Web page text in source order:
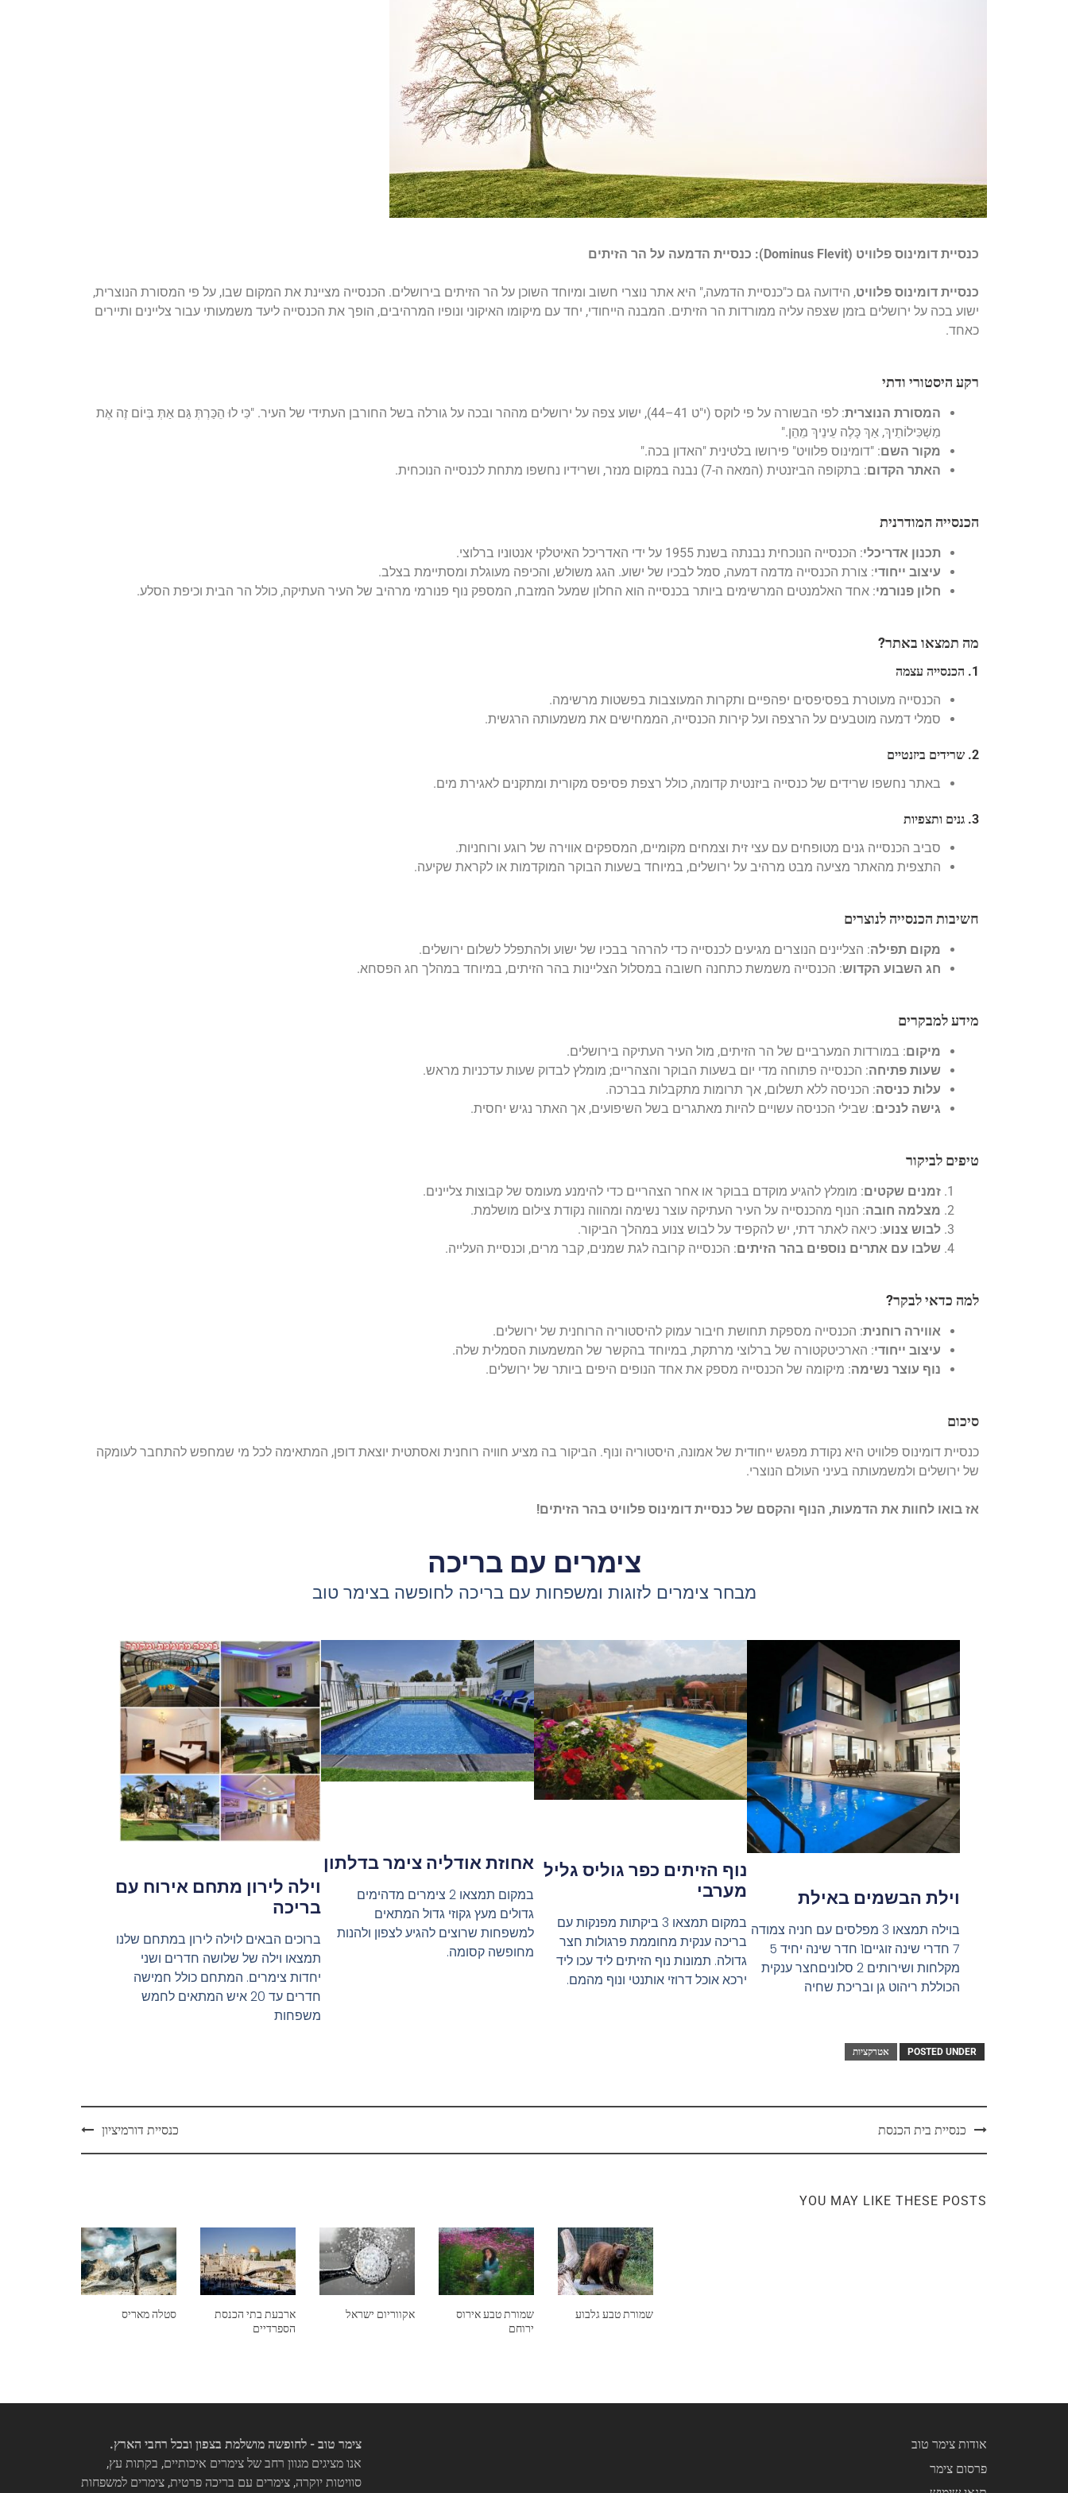
כנסיית דומינוס פלוויט (Dominus Flevit): כנסיית הדמעה על הר הזיתים
כנסיית דומינוס פלוויט, הידועה גם כ"כנסיית הדמעה," היא אתר נוצרי חשוב ומיוחד השוכן על הר הזיתים בירושלים. הכנסייה מציינת את המקום שבו, על פי המסורת הנוצרית,
ישוע בכה על ירושלים בזמן שצפה עליה ממורדות הר הזיתים. המבנה הייחודי, יחד עם מיקומו האיקוני ונופיו המרהיבים, הופך את הכנסייה ליעד משמעותי עבור צליינים ותיירים
כאחד.
רקע היסטורי ודתי
המסורת הנוצרית
: לפי הבשורה על פי לוקס (י"ט 41–44), ישוע צפה על ירושלים מההר ובכה על גורלה בשל החורבן העתידי של העיר. "כִּי לוּ הֵכַּרְתְּ גַּם אַתְּ בְּיוֹם זֶה אֶת
מַשְׁכִּילוֹתֵיךְ, אַךְ כָּלֶה עֵינֵיךְ מֵהֵן."
מקור השם: "דומינוס פלוויט" פירושו בלטינית "האדון בכה."
האתר הקדום: בתקופה הביזנטית (המאה ה-7) נבנה במקום מנזר, ושרידיו נחשפו מתחת לכנסייה הנוכחית.
הכנסייה המודרנית
תכנון אדריכלי: הכנסייה הנוכחית נבנתה בשנת 1955 על ידי האדריכל האיטלקי אנטוניו ברלוצי.
עיצוב ייחודי: צורת הכנסייה מדמה דמעה, סמל לבכיו של ישוע. הגג משולש, והכיפה מעוגלת ומסתיימת בצלב.
חלון פנורמי: אחד האלמנטים המרשימים ביותר בכנסייה הוא החלון שמעל המזבח, המספק נוף פנורמי מרהיב של העיר העתיקה, כולל הר הבית וכיפת הסלע.
מה תמצאו באתר?
1. הכנסייה עצמה
הכנסייה מעוטרת בפסיפסים יפהפיים ותקרות המעוצבות בפשטות מרשימה.
סמלי דמעה מוטבעים על הרצפה ועל קירות הכנסייה, הממחישים את משמעותה הרגשית.
2. שרידים ביזנטיים
באתר נחשפו שרידים של כנסייה ביזנטית קדומה, כולל רצפת פסיפס מקורית ומתקנים לאגירת מים.
3. גנים ותצפיות
סביב הכנסייה גנים מטופחים עם עצי זית וצמחים מקומיים, המספקים אווירה של רוגע ורוחניות.
התצפית מהאתר מציעה מבט מרהיב על ירושלים, במיוחד בשעות הבוקר המוקדמות או לקראת שקיעה.
חשיבות הכנסייה לנוצרים
מקום תפילה: הצליינים הנוצרים מגיעים לכנסייה כדי להרהר בבכיו של ישוע ולהתפלל לשלום ירושלים.
חג השבוע הקדוש: הכנסייה משמשת כתחנה חשובה במסלול הצליינות בהר הזיתים, במיוחד במהלך חג הפסחא.
מידע למבקרים
מיקום: במורדות המערביים של הר הזיתים, מול העיר העתיקה בירושלים.
שעות פתיחה: הכנסייה פתוחה מדי יום בשעות הבוקר והצהריים; מומלץ לבדוק שעות עדכניות מראש.
עלות כניסה: הכניסה ללא תשלום, אך תרומות מתקבלות בברכה.
גישה לנכים: שבילי הכניסה עשויים להיות מאתגרים בשל השיפועים, אך האתר נגיש יחסית.
טיפים לביקור
זמנים שקטים: מומלץ להגיע מוקדם בבוקר או אחר הצהריים כדי להימנע מעומס של קבוצות צליינים.
מצלמה חובה: הנוף מהכנסייה על העיר העתיקה עוצר נשימה ומהווה נקודת צילום מושלמת.
לבוש צנוע: כיאה לאתר דתי, יש להקפיד על לבוש צנוע במהלך הביקור.
שלבו עם אתרים נוספים בהר הזיתים: הכנסייה קרובה לגת שמנים, קבר מרים, וכנסיית העלייה.
למה כדאי לבקר?
אווירה רוחנית: הכנסייה מספקת תחושת חיבור עמוק להיסטוריה הרוחנית של ירושלים.
עיצוב ייחודי: הארכיטקטורה של ברלוצי מרתקת, במיוחד בהקשר של המשמעות הסמלית שלה.
נוף עוצר נשימה: מיקומה של הכנסייה מספק את אחד הנופים היפים ביותר של ירושלים.
סיכום
כנסיית דומינוס פלוויט היא נקודת מפגש ייחודית של אמונה, היסטוריה ונוף. הביקור בה מציע חוויה רוחנית ואסתטית יוצאת דופן, המתאימה לכל מי שמחפש להתחבר לעומקה
של ירושלים ולמשמעותה בעיני העולם הנוצרי.
אז בואו לחוות את הדמעות, הנוף והקסם של כנסיית דומינוס פלוויט בהר הזיתים!
צימרים עם בריכה
מבחר צימרים לזוגות ומשפחות עם בריכה לחופשה בצימר טוב
וילת הבשמים באילת
בוילה תמצאו 3 מפלסים עם חניה צמודה
7 חדרי שינה זוגיים1 חדר שינה יחיד 5
מקלחות ושירותים 2 סלוניםחצר ענקית
הכוללת ריהוט גן ובריכת שחיה
נוף הזיתים כפר גוליס גליל
מערבי
במקום תמצאו 3 ביקתות מפנקות עם
בריכה ענקית מחוממת פרגולות חצר
גדולה. תמונות נוף הזיתים ליד עכו ליד
ירכא אוכל דרוזי אותנטי ונוף מהמם.
אחוזת אודליה צימר בדלתון
במקום תמצאו 2 צימרים מדהימים
גדולים מעץ גקוזי גדול המתאים
למשפחות שרוצים להגיע לצפון ולהנות
מחופשה קסומה.
וילה לירון מתחם אירוח עם
בריכה
ברוכים הבאים לוילה לירון במתחם שלנו
תמצאו וילה של שלושה חדרים ושני
יחדות צימרים. המתחם כולל חמישה
חדרים עד 20 איש המתאים לחמש
משפחות
POSTED UNDER אטרקציות
כנסיית בית הכנסת כנסיית דורמיציון
YOU MAY LIKE THESE POSTS
סטלה מאריס
ארבעת בתי הכנסת
הספרדיים
אקווריום ישראל
שמורת טבע אירוס
ירוחם
שמורת טבע גלבוע
צימר טוב - לחופשה מושלמת בצפון ובכל רחבי הארץ.
אנו מציגים מגוון רחב של צימרים איכותיים, בקתות עץ,
סוויטות יוקרה, צימרים עם בריכה פרטית, צימרים למשפחות
אודות צימר טוב
פרסום צימר